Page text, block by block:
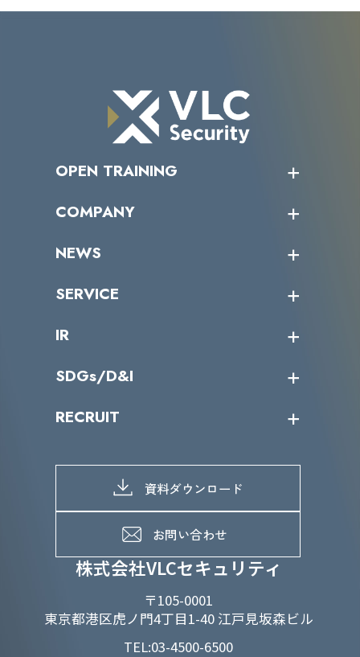
株式会社VLCセキュリティ
〒105-0001
東京都港区虎ノ門4丁目1-40 江戸見坂森ビル
TEL:03-4500-6500
OPEN TRAINING
受講者の声
COMPANY
トップメッセージ
ミッション／ビジョン
パートナー企業一覧
NEWS
サイバーニュース
SERVICE
カテゴリー別サービス一覧
IR
IRカレンダー
IRライブラリー
よくあるご質問
SDGs/D&I
当グループのマテリアリティ
SDGs推進体制
D&Iの取り組み
RECRUIT
募集職種一覧
メッセージ
メンバーインタビュー
資料ダウンロード
お問い合わせ